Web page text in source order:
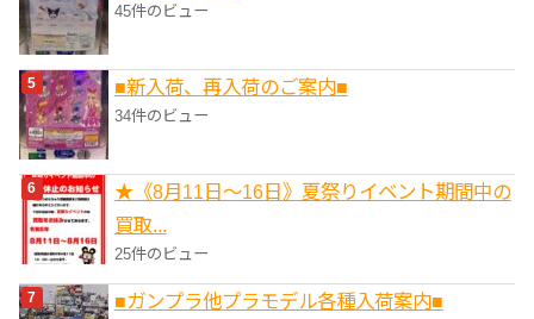
45件のビュー
■新入荷、再入荷のご案内■
34件のビュー
★《8月11日～16日》夏祭りイベント期間中の
買取...
25件のビュー
■ガンプラ他プラモデル各種入荷案内■